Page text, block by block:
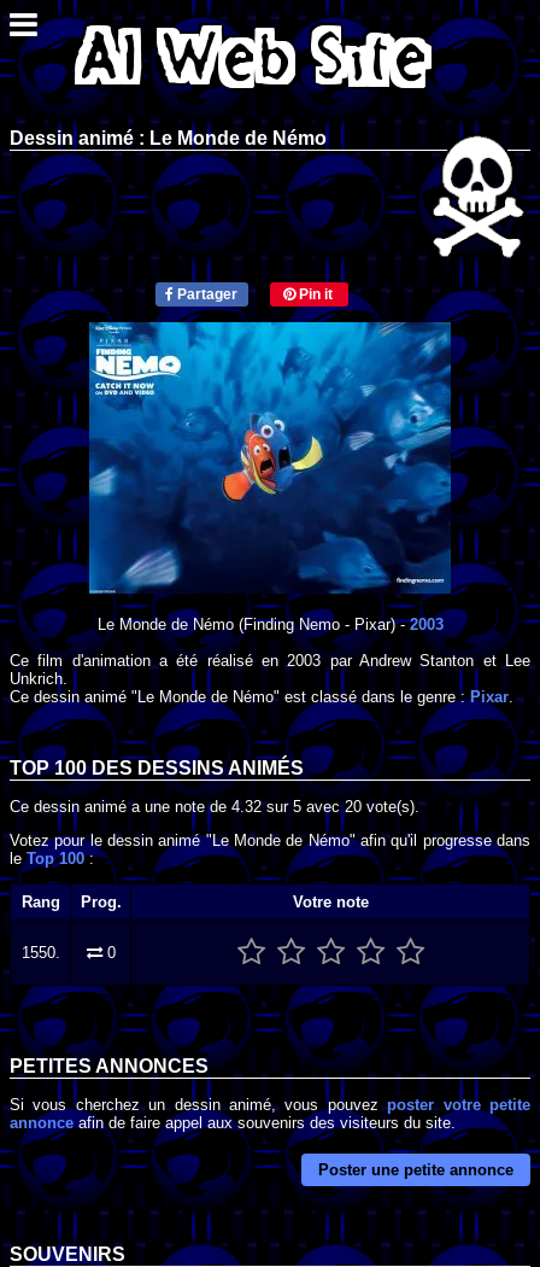
Dessin animé : Le Monde de Némo
Partager Pin it
Le Monde de Némo(Finding Nemo - Pixar) -2003
Ce film d'animation a été réalisé en2003parAndrew StantonetLee
Unkrich
Ce dessin animé "Le Monde de Némo" est classé dans le genre :Pixar
TOP 100 DES DESSINS ANIMÉS
Ce dessin animé a une note de 4.32sur5 avec20 vote(s).
Votez pour le dessin animé "Le Monde de Némo" afin qu'il progresse dans
leTop 100:
Rang Prog. Votre note
1550. 0
PETITES ANNONCES
Si vous cherchez un dessin animé, vous pouvezposter votre petite
annonce afin de faire appel aux souvenirs des visiteurs du site.
Poster une petite annonce
SOUVENIRS